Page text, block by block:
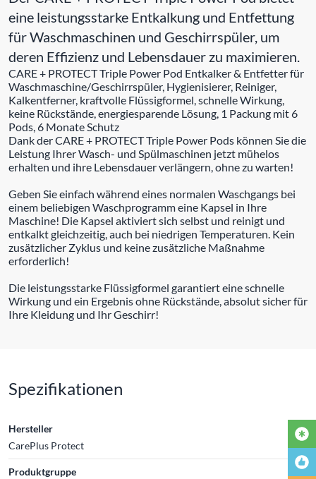
eine leistungsstarke Entkalkung und Entfettung
für Waschmaschinen und Geschirrspüler, um
deren Effizienz und Lebensdauer zu maximieren.
CARE + PROTECT Triple Power Pod Entkalker & Entfetter für
Waschmaschine/Geschirrspüler, Hygienisierer, Reiniger,
Kalkentferner, kraftvolle Flüssigformel, schnelle Wirkung,
keine Rückstände, energiesparende Lösung, 1 Packung mit 6
Pods, 6 Monate Schutz
Dank der CARE + PROTECT Triple Power Pods können Sie die
Leistung Ihrer Wasch- und Spülmaschinen jetzt mühelos
erhalten und ihre Lebensdauer verlängern, ohne zu warten!
Geben Sie einfach während eines normalen Waschgangs bei
einem beliebigen Waschprogramm eine Kapsel in Ihre
Maschine! Die Kapsel aktiviert sich selbst und reinigt und
entkalkt gleichzeitig, auch bei niedrigen Temperaturen. Kein
zusätzlicher Zyklus und keine zusätzliche Maßnahme
erforderlich!
Die leistungsstarke Flüssigformel garantiert eine schnelle
Wirkung und ein Ergebnis ohne Rückstände, absolut sicher für
Ihre Kleidung und Ihr Geschirr!
Spezifikationen
Hersteller
CarePlus Protect
Produktgruppe